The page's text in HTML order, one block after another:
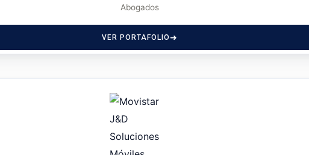
Abogados
VER PORTAFOLIO